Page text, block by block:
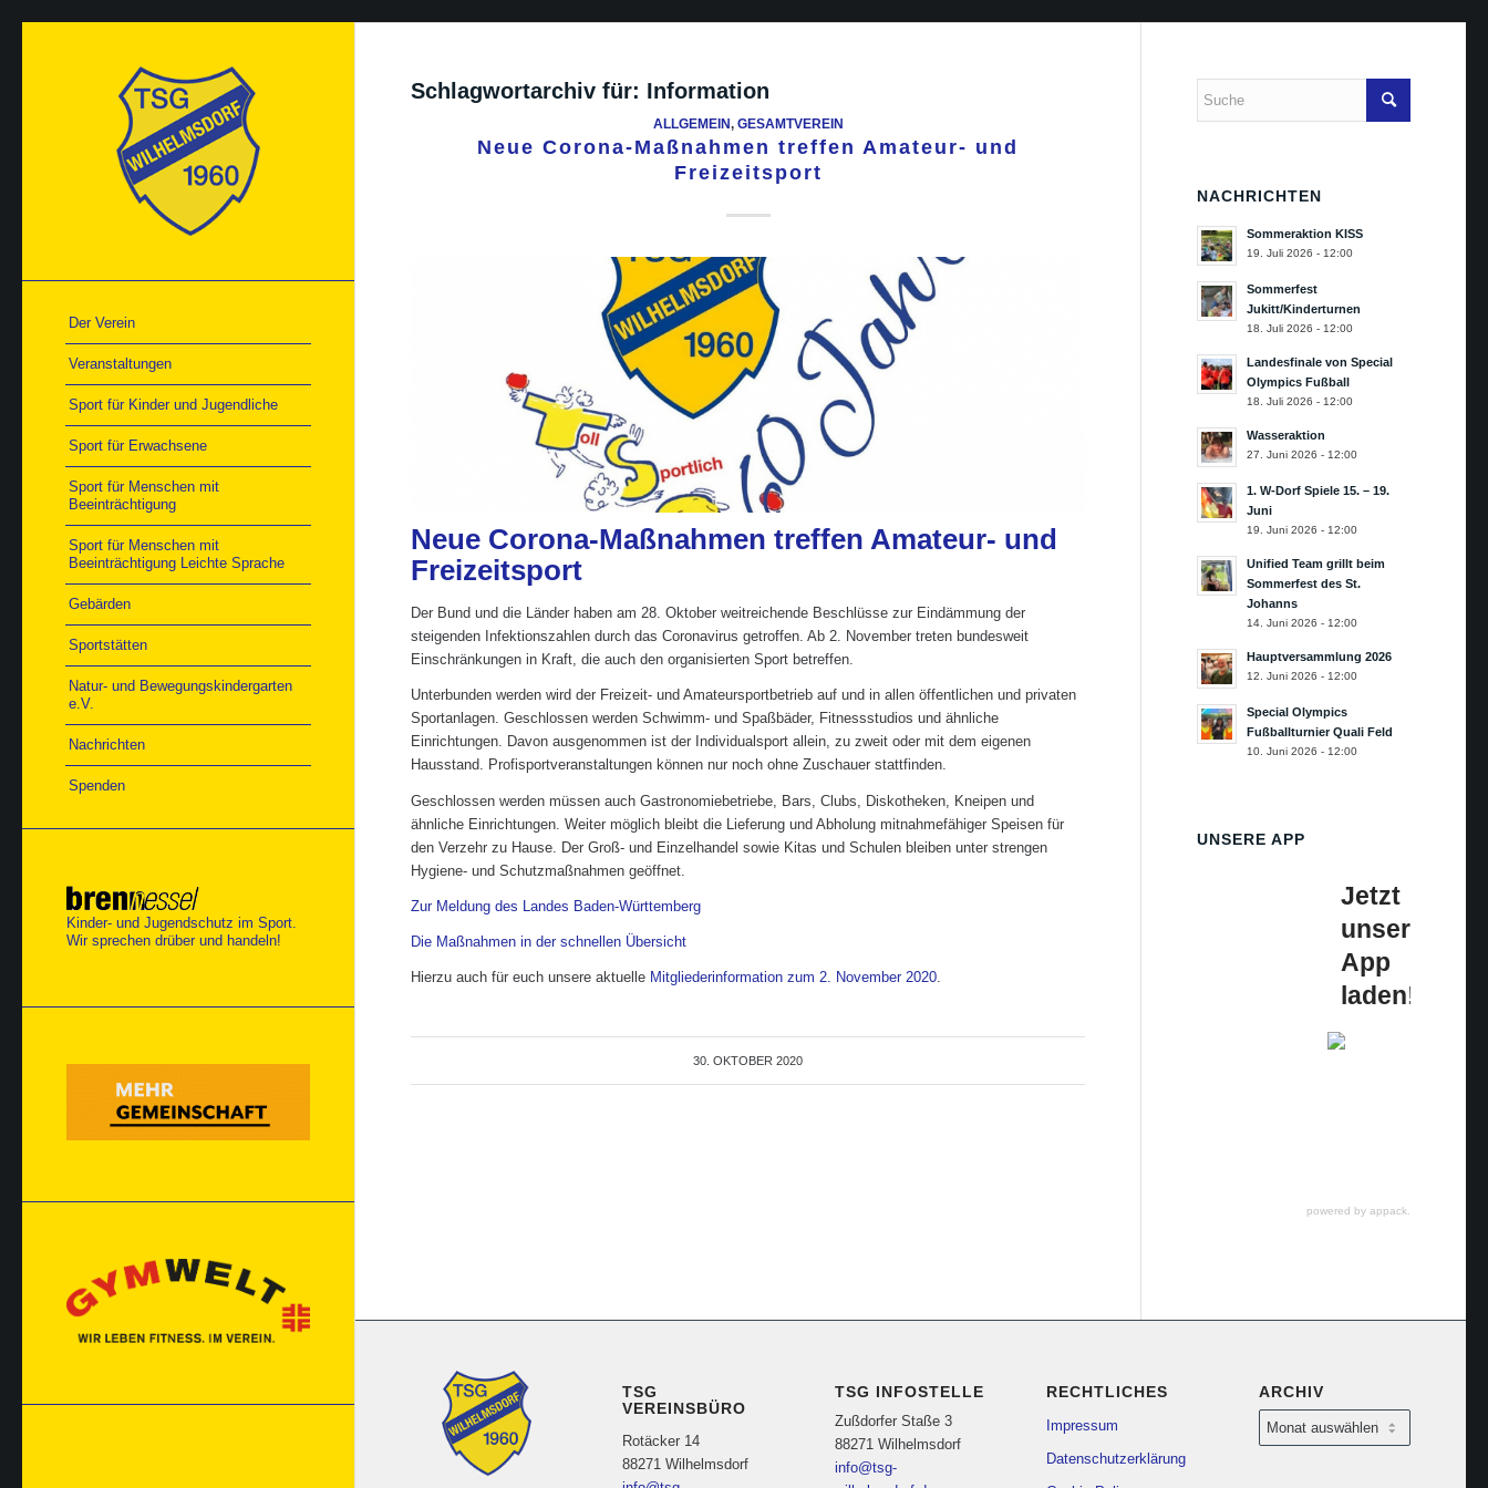
Der Verein
Veranstaltungen
Sport für Kinder und Jugendliche
Sport für Erwachsene
Sport für Menschen mit
Beeinträchtigung
Sport für Menschen mit
Beeinträchtigung Leichte Sprache
Gebärden
Sportstätten
Natur- und Bewegungskindergarten
e.V.
Nachrichten
Spenden
Kinder- und Jugendschutz im Sport.
Wir sprechen drüber und handeln!
Schlagwortarchiv für: Information
ALLGEMEIN, GESAMTVEREIN
Neue Corona-Maßnahmen treffen Amateur- und
Freizeitsport
Neue Corona-Maßnahmen treffen Amateur- und
Freizeitsport
Der Bund und die Länder haben am 28. Oktober weitreichende Beschlüsse zur Eindämmung der
steigenden Infektionszahlen durch das Coronavirus getroffen. Ab 2. November treten bundesweit
Einschränkungen in Kraft, die auch den organisierten Sport betreffen.
Unterbunden werden wird der Freizeit- und Amateursportbetrieb auf und in allen öffentlichen und privaten
Sportanlagen. Geschlossen werden Schwimm- und Spaßbäder, Fitnessstudios und ähnliche
Einrichtungen. Davon ausgenommen ist der Individualsport allein, zu zweit oder mit dem eigenen
Hausstand. Profisportveranstaltungen können nur noch ohne Zuschauer stattfinden.
Geschlossen werden müssen auch Gastronomiebetriebe, Bars, Clubs, Diskotheken, Kneipen und
ähnliche Einrichtungen. Weiter möglich bleibt die Lieferung und Abholung mitnahmefähiger Speisen für
den Verzehr zu Hause. Der Groß- und Einzelhandel sowie Kitas und Schulen bleiben unter strengen
Hygiene- und Schutzmaßnahmen geöffnet.
Zur Meldung des Landes Baden-Württemberg
Die Maßnahmen in der schnellen Übersicht
Hierzu auch für euch unsere aktuelle Mitgliederinformation zum 2. November 2020
30. OKTOBER 2020
NACHRICHTEN
Sommeraktion KISS
19. Juli 2026 - 12:00
Sommerfest
Jukitt/Kinderturnen
18. Juli 2026 - 12:00
Landesfinale von Special
Olympics Fußball
18. Juli 2026 - 12:00
Wasseraktion
27. Juni 2026 - 12:00
1. W-Dorf Spiele 15. – 19.
Juni
19. Juni 2026 - 12:00
Unified Team grillt beim
Sommerfest des St.
Johanns
14. Juni 2026 - 12:00
Hauptversammlung 2026
12. Juni 2026 - 12:00
Special Olympics
Fußballturnier Quali Feld
10. Juni 2026 - 12:00
UNSERE APP
Jetzt
unsere
App
laden!
powered by appack.de
TSG
VEREINSBÜRO
Rotäcker 14
88271 Wilhelmsdorf
TSG INFOSTELLE
Zußdorfer Staße 3
88271 Wilhelmsdorf
info@tsg-
RECHTLICHES
Impressum
Datenschutzerklärung
ARCHIV